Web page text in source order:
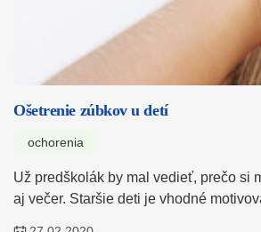
Ošetrenie zúbkov u detí
ochorenia
Už predškolák by mal vedieť, prečo si
aj večer. Staršie deti je vhodné